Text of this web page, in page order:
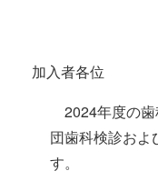
加入者各位
2024年度の歯
団歯科検診およ
す。